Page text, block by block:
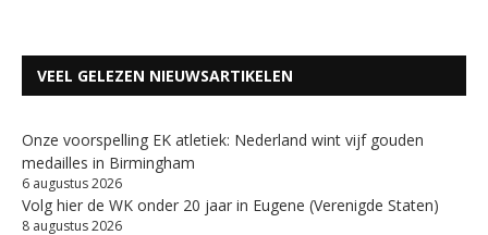
VEEL GELEZEN NIEUWSARTIKELEN
Onze voorspelling EK atletiek: Nederland wint vijf gouden
medailles in Birmingham
6 augustus 2026
Volg hier de WK onder 20 jaar in Eugene (Verenigde Staten)
8 augustus 2026